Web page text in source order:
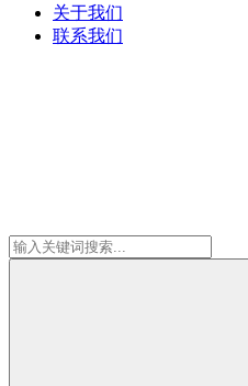
关于我们
联系我们